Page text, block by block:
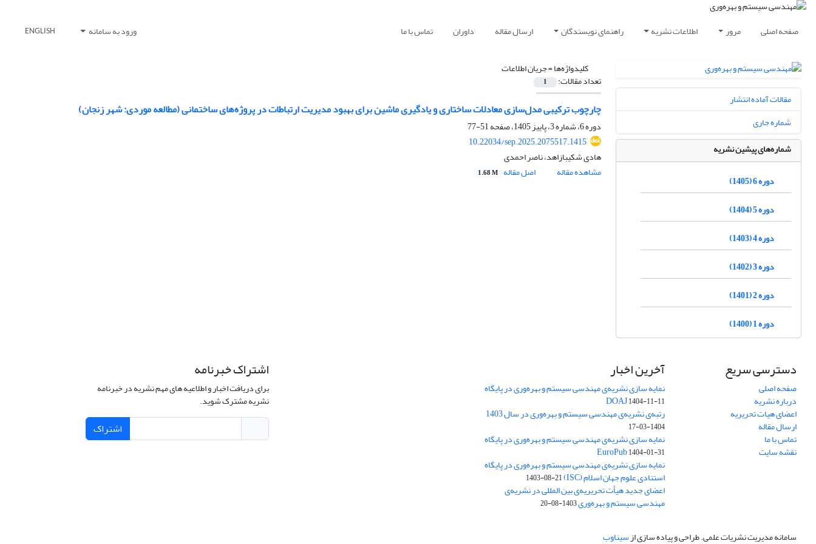
صفحه اصلی مرور اطلاعات نشریه راهنمای نویسندگان ارسال مقاله داوران تماس با ما ورود به سامانه ENGLISH
کلیدواژه‌ها =جریان اطلاعات
تعداد مقالات: 1
چارچوب ترکیبی مدل‌سازی معادلات ساختاری و یادگیری ماشین برای بهبود مدیریت ارتباطات در پروژه‌های ساختمانی (مطالعه موردی: شهر زنجان)
دوره 6، شماره 3، پاییز 1405، صفحه
51-77
10.22034/sep.2025.2075517.1415
هادی شکیبازاهد، ناصر احمدی
مشاهده مقاله
اصل مقاله 1.68 M
مقالات آماده انتشار
شماره جاری
شماره‌های پیشین نشریه
دوره 6 (1405)
دوره 5 (1404)
دوره 4 (1403)
دوره 3 (1402)
دوره 2 (1401)
دوره 1 (1400)
دسترسی سریع
صفحه اصلی
درباره نشریه
اعضای هیات تحریریه
ارسال مقاله
تماس با ما
نقشه سایت
آخرین اخبار
نمایه سازی نشریه‌ی مهندسی سیستم و بهره‌وری در پایگاه
DOAJ1404-11-11
رتبه‌ی نشریه‌ی مهندسی سیستم و بهره‌وری در سال 1403
1404-03-17
نمایه سازی نشریه‌ی مهندسی سیستم و بهره‌وری در پایگاه
EuroPub1404-01-31
نمایه سازی نشریه‌ی مهندسی سیستم و بهره‌وری در پایگاه
استنادی علوم جهان اسلام (ISC) 1403-08-21
اعضای جدید هیأت تحریریه‌ی بین المللی در نشریه‌ی
مهندسی سیستم و بهره‌وری1403-08-20
اشتراک خبرنامه
برای دریافت اخبار و اطلاعیه های مهم نشریه در خبرنامه
نشریه مشترک شوید.
اشتراک
سامانه مدیریت نشریات علمی.طراحی و پیاده سازی ازسیناوب